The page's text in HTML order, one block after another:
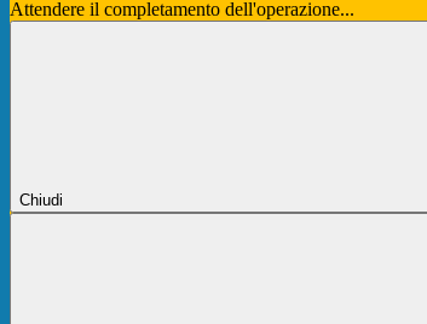
Attendere il completamento dell'operazione...
Chiudi